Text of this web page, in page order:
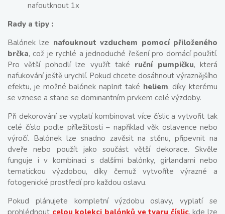
nafoutknout 1x
Rady a tipy :
Balónek lze nafouknout vzduchem pomocí přiloženého
brčka, což je rychlé a jednoduché řešení pro domácí použití.
Pro větší pohodlí lze využít také ruční pumpičku, která
nafukování ještě urychlí. Pokud chcete dosáhnout výraznějšího
efektu, je možné balónek naplnit také heliem, díky kterému
se vznese a stane se dominantním prvkem celé výzdoby.
Při dekorování se vyplatí kombinovat více číslic a vytvořit tak
celé číslo podle příležitosti – například věk oslavence nebo
výročí. Balónek lze snadno zavěsit na stěnu, připevnit na
dveře nebo použít jako součást větší dekorace. Skvěle
funguje i v kombinaci s dalšími balónky, girlandami nebo
tematickou výzdobou, díky čemuž vytvoříte výrazné a
fotogenické prostředí pro každou oslavu.
Pokud plánujete kompletní výzdobu oslavy, vyplatí se
prohlédnout celou kolekci balónků ve tvaru číslic, kde lze